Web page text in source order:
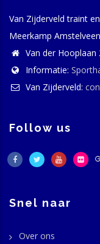
Van Zijderveld traint
Meerkamp Amstelveen
Van der Hooplaan
Informatie:
Van Zijderveld:
Follow us
Snel naar
Over ons